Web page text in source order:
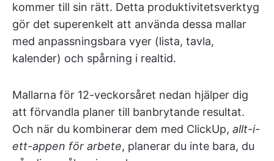
kommer till sin rätt. Detta produktivitetsverktyg
gör det superenkelt att använda dessa mallar
med anpassningsbara vyer (lista, tavla,
kalender) och spårning i realtid.
Mallarna för 12-veckorsåret nedan hjälper dig
att förvandla planer till banbrytande resultat.
Och när du kombinerar dem med ClickUp, allt-i-
ett-appen för arbete, planerar du inte bara, du